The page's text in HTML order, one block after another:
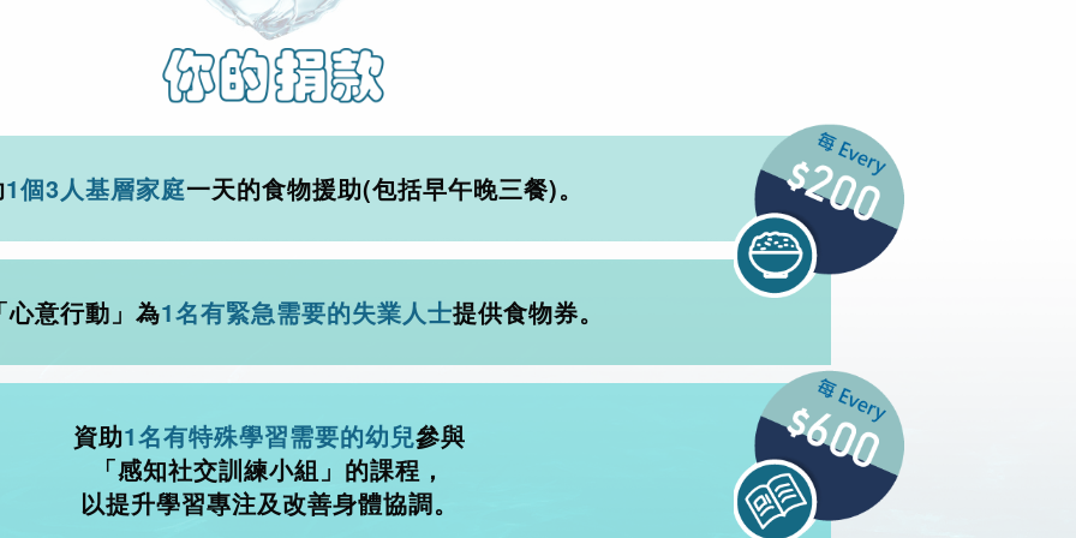
1個3人基層家庭一天的食物援助(包括早午晚三餐)。
心意行動」為1名有緊急需要的失業人士提供食物券。
資助1名有特殊學習需要的幼兒參與
「感知社交訓練小組」的課程，
以提升學習專注及改善身體協調。